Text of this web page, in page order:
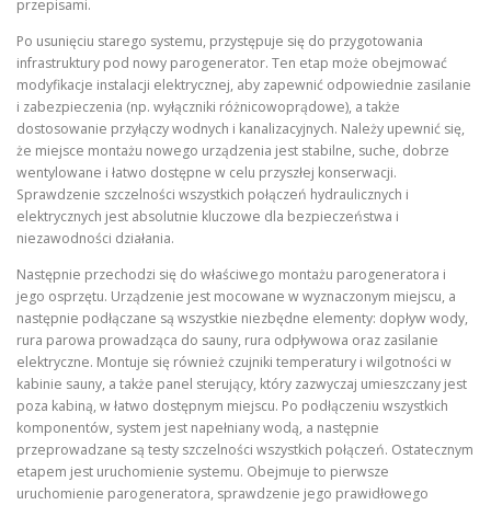
przepisami.
Po usunięciu starego systemu, przystępuje się do przygotowania
infrastruktury pod nowy parogenerator. Ten etap może obejmować
modyfikacje instalacji elektrycznej, aby zapewnić odpowiednie zasilanie
i zabezpieczenia (np. wyłączniki różnicowoprądowe), a także
dostosowanie przyłączy wodnych i kanalizacyjnych. Należy upewnić się,
że miejsce montażu nowego urządzenia jest stabilne, suche, dobrze
wentylowane i łatwo dostępne w celu przyszłej konserwacji.
Sprawdzenie szczelności wszystkich połączeń hydraulicznych i
elektrycznych jest absolutnie kluczowe dla bezpieczeństwa i
niezawodności działania.
Następnie przechodzi się do właściwego montażu parogeneratora i
jego osprzętu. Urządzenie jest mocowane w wyznaczonym miejscu, a
następnie podłączane są wszystkie niezbędne elementy: dopływ wody,
rura parowa prowadząca do sauny, rura odpływowa oraz zasilanie
elektryczne. Montuje się również czujniki temperatury i wilgotności w
kabinie sauny, a także panel sterujący, który zazwyczaj umieszczany jest
poza kabiną, w łatwo dostępnym miejscu. Po podłączeniu wszystkich
komponentów, system jest napełniany wodą, a następnie
przeprowadzane są testy szczelności wszystkich połączeń. Ostatecznym
etapem jest uruchomienie systemu. Obejmuje to pierwsze
uruchomienie parogeneratora, sprawdzenie jego prawidłowego